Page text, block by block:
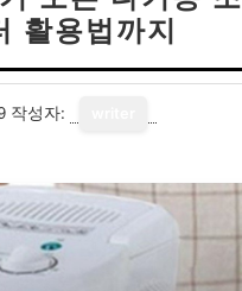
활용법까지
작성자: